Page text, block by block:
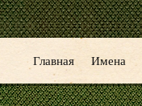
Главная Имена